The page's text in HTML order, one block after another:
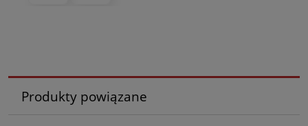
Produkty powiązane